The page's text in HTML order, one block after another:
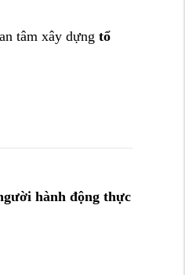
tâm xây dựngtổ
hành động thực